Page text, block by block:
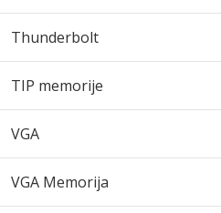
Thunderbolt
TIP memorije
VGA
VGA Memorija